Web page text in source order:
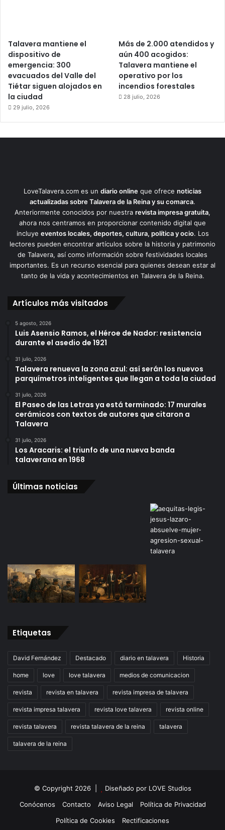
Talavera mantiene el
dispositivo de
emergencia: 300
evacuados del Valle del
Tiétar siguen alojados en
la ciudad
29 julio, 2026
Más de 2.000 atendidos y
aún 400 acogidos:
Talavera mantiene el
operativo por los
incendios forestales
28 julio, 2026
LoveTalavera.com es un diario online que ofrece noticias
actualizadas sobre Talavera de la Reina y su comarca.
Anteriormente conocidos por nuestra revista impresa gratuita,
ahora nos centramos en proporcionar contenido digital que
incluye eventos locales, deportes, cultura, política y ocio. Los
lectores pueden encontrar artículos sobre la historia y patrimonio
de Talavera, así como información sobre festividades locales
importantes. Es un recurso esencial para quienes desean estar al
tanto de la vida y acontecimientos en Talavera de la Reina.
Artículos más visitados
5 agosto, 2026
Luis Asensio Ramos, el Héroe de Nador: resistencia
durante el asedio de 1921
31 julio, 2026
Talavera renueva la zona azul: así serán los nuevos
parquímetros inteligentes que llegan a toda la ciudad
31 julio, 2026
El Paseo de las Letras ya está terminado: 17 murales
cerámicos con textos de autores que citaron a
Talavera
31 julio, 2026
Los Aracaris: el triunfo de una nueva banda
talaverana en 1968
Últimas noticias
Etiquetas
David Fernández Destacado diario en talavera Historia
home love love talavera medios de comunicacion
revista revista en talavera revista impresa de talavera
revista impresa talavera revista love talavera revista online
revista talavera revista talavera de la reina talavera
talavera de la reina
© Copyright 2026 | Diseñado por LOVE Studios
Conócenos
Contacto Aviso Legal
Política de Privacidad
Política de Cookies
Rectificaciones